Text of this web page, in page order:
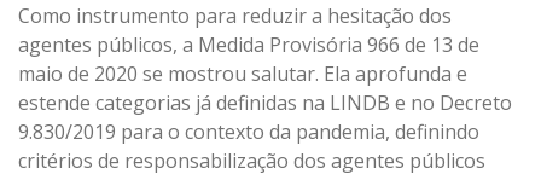
Como instrumento para reduzir a hesitação dos
agentes públicos, a Medida Provisória 966 de 13 de
maio de 2020 se mostrou salutar. Ela aprofunda e
estende categorias já definidas na LINDB e no Decreto
9.830/2019 para o contexto da pandemia, definindo
critérios de responsabilização dos agentes públicos